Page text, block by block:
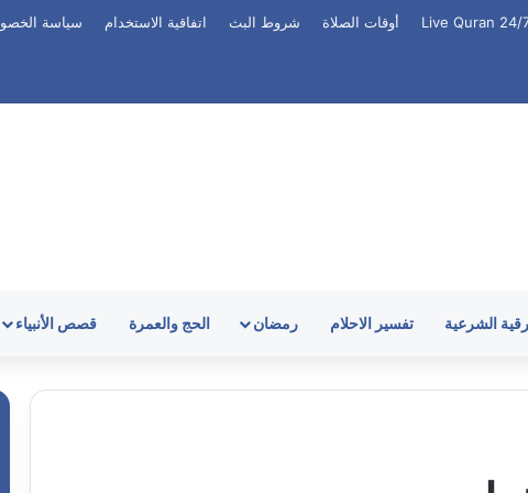
أوقات الصلاة شروط البث اتفاقية الاستخدام سياسة
الشرعية تفسير الاحلام رمضان الحج والعمرة قصص الأنبياء